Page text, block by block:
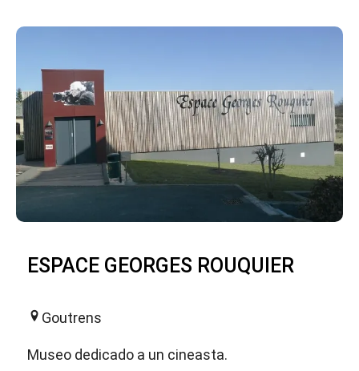
ESPACE GEORGES ROUQUIER
Goutrens
Museo dedicado a un cineasta.